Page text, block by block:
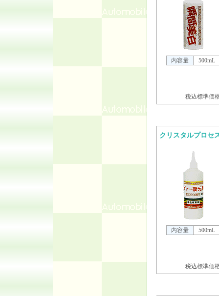
内容量 500mL
税込標準価
クリスタルプロセ
内容量 500mL
税込標準価